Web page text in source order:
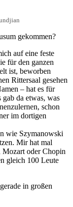
gekommen?
auf eine feste
für den ganzen
ist, beworben
Rittersaal gesehen
– hat es für
da etwas, was
schon
im dortigen
wie Szymanowski
Mir hat mal
Mozart oder Chopin
gleich 100 Leute
in großen